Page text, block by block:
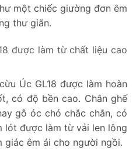
một chiếc giường đơn êm
thư giãn.
được làm từ chất liệu cao
Úc GL18 được làm hoàn
có độ bền cao. Chân ghế
gỗ óc chó chắc chắn, có
lót được làm từ vải len lông
giác êm ái cho người ngồi.